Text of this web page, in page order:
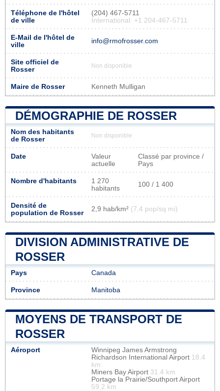
Téléphone de l'hôtel
de ville
(204) 467-5711
International: +1 204-467-5711
E-Mail de l'hôtel de
ville
info@rmofrosser.com
Site officiel de
Rosser
Non disponible
Maire de Rosser Kenneth Mulligan
DÉMOGRAPHIE DE ROSSER
Nom des habitants
de Rosser
Non disponible
Date
Valeur
actuelle
Classé par province /
Pays
Nombre d'habitants
1 270
habitants
100 / 1 400
Densité de
population de Rosser
2,9 hab/km² (7,4 pop/sq mi)
DIVISION ADMINISTRATIVE DE
ROSSER
Pays Canada
Province Manitoba
MOYENS DE TRANSPORT DE
ROSSER
Aéroport
Winnipeg James Armstrong
Richardson International Airport 18.4
km
Miners Bay Airport 31.4 km
Portage la Prairie/Southport Airport
59.2 km